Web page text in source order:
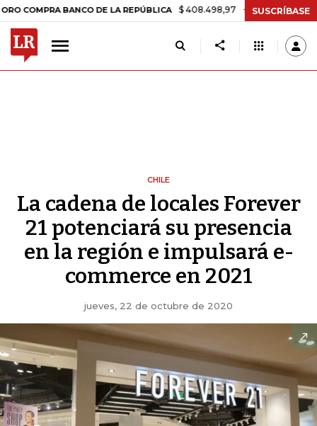
BANCO DE LA REPÚBLICA $ 408.498,97 +$ 8.753,81 +2,19%
SUSCRÍBASE
CHILE
La cadena de locales Forever
21 potenciará su presencia
en la región e impulsará e-
commerce en 2021
jueves, 22 de octubre de 2020